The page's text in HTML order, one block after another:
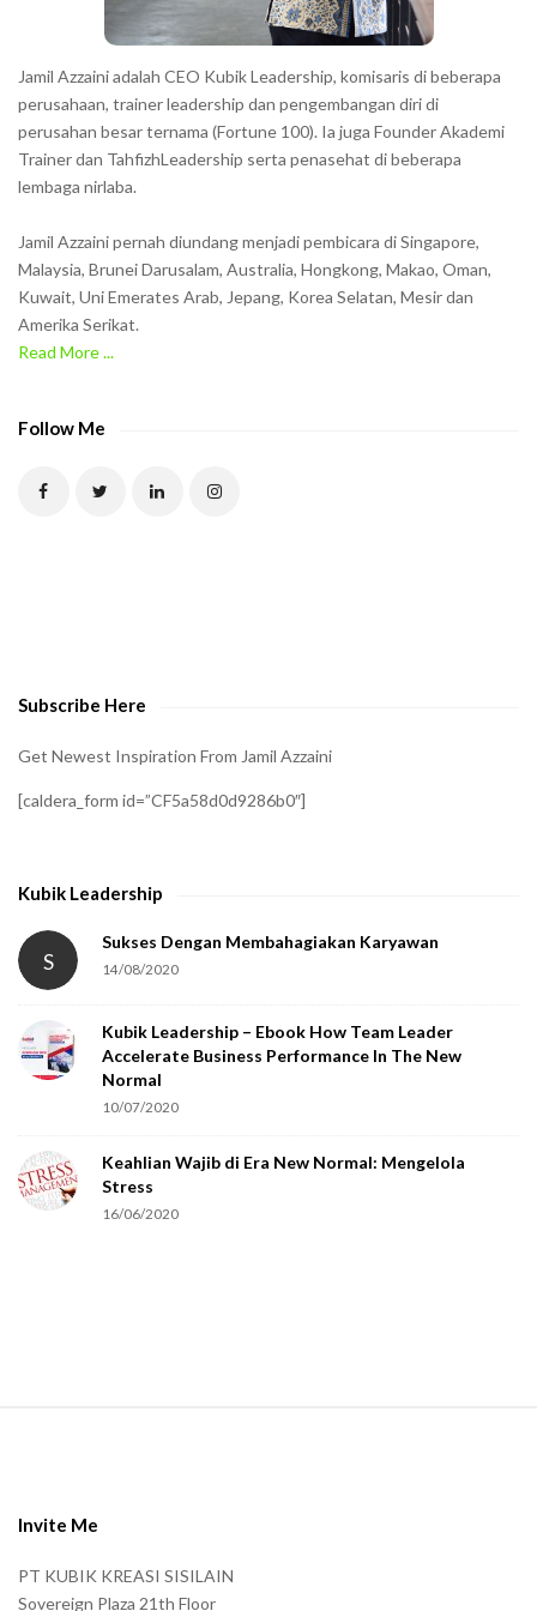
Jamil Azzaini adalah CEO Kubik Leadership, komisaris di beberapa
perusahaan, trainer leadership dan pengembangan diri di
perusahan besar ternama (Fortune 100). Ia juga Founder Akademi
Trainer dan TahfizhLeadership serta penasehat di beberapa
lembaga nirlaba.
Jamil Azzaini pernah diundang menjadi pembicara di Singapore,
Malaysia, Brunei Darusalam, Australia, Hongkong, Makao, Oman,
Kuwait, Uni Emerates Arab, Jepang, Korea Selatan, Mesir dan
Amerika Serikat.
Read More ...
Follow Me
Subscribe Here
Get Newest Inspiration From Jamil Azzaini
[caldera_form id=”CF5a58d0d9286b0″]
Kubik Leadership
S
Sukses Dengan Membahagiakan Karyawan
14/08/2020
Kubik Leadership – Ebook How Team Leader
Accelerate Business Performance In The New
Normal
10/07/2020
Keahlian Wajib di Era New Normal: Mengelola
Stress
16/06/2020
Invite Me
PT KUBIK KREASI SISILAIN
Sovereign Plaza 21th Floor